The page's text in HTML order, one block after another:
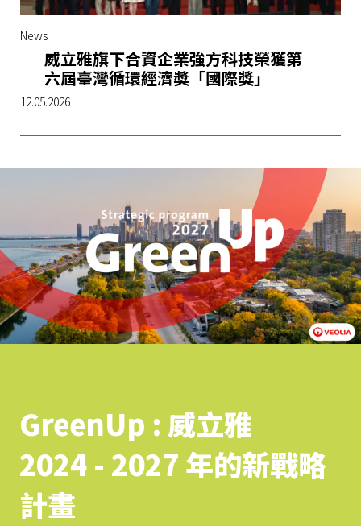
News
威立雅旗下合資企業強方科技榮獲第
六屆臺灣循環經濟獎「國際獎」
12.05.2026
GreenUp : 威立雅
2024 - 2027 年的新戰略
計畫